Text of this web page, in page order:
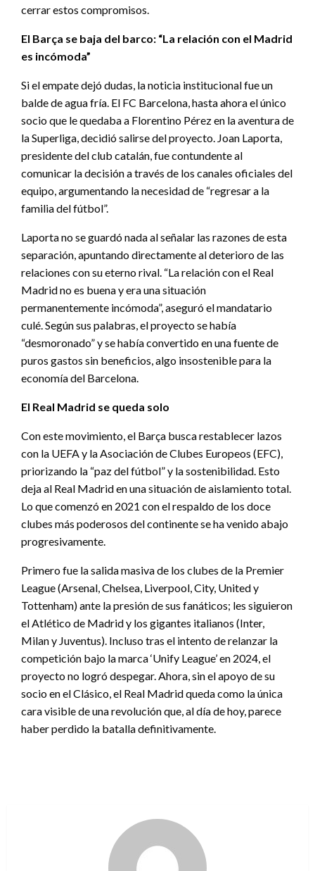
cerrar estos compromisos.
El Barça se baja del barco: “La relación con el Madrid
es incómoda”
Si el empate dejó dudas, la noticia institucional fue un
balde de agua fría. El FC Barcelona, hasta ahora el único
socio que le quedaba a Florentino Pérez en la aventura de
la Superliga, decidió salirse del proyecto. Joan Laporta,
presidente del club catalán, fue contundente al
comunicar la decisión a través de los canales oficiales del
equipo, argumentando la necesidad de “regresar a la
familia del fútbol”.
Laporta no se guardó nada al señalar las razones de esta
separación, apuntando directamente al deterioro de las
relaciones con su eterno rival. “La relación con el Real
Madrid no es buena y era una situación
permanentemente incómoda”, aseguró el mandatario
culé. Según sus palabras, el proyecto se había
“desmoronado” y se había convertido en una fuente de
puros gastos sin beneficios, algo insostenible para la
economía del Barcelona.
El Real Madrid se queda solo
Con este movimiento, el Barça busca restablecer lazos
con la UEFA y la Asociación de Clubes Europeos (EFC),
priorizando la “paz del fútbol” y la sostenibilidad. Esto
deja al Real Madrid en una situación de aislamiento total.
Lo que comenzó en 2021 con el respaldo de los doce
clubes más poderosos del continente se ha venido abajo
progresivamente.
Primero fue la salida masiva de los clubes de la Premier
League (Arsenal, Chelsea, Liverpool, City, United y
Tottenham) ante la presión de sus fanáticos; les siguieron
el Atlético de Madrid y los gigantes italianos (Inter,
Milan y Juventus). Incluso tras el intento de relanzar la
competición bajo la marca ‘Unify League’ en 2024, el
proyecto no logró despegar. Ahora, sin el apoyo de su
socio en el Clásico, el Real Madrid queda como la única
cara visible de una revolución que, al día de hoy, parece
haber perdido la batalla definitivamente.